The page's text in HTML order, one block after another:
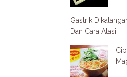
Gastrik
Dan Cara Atasi